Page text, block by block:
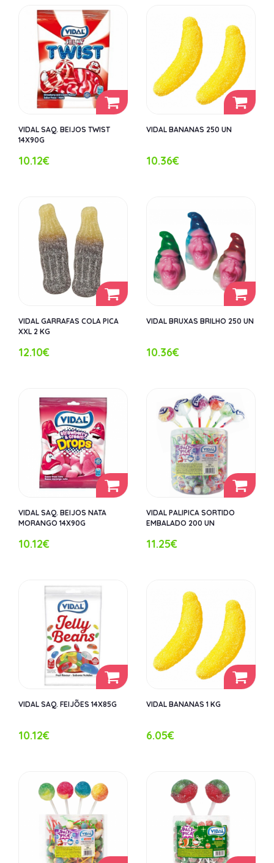
VIDAL SAQ. BEIJOS TWIST
14X90G
10.12€
VIDAL BANANAS 250 UN
10.36€
VIDAL GARRAFAS COLA PICA
XXL 2 KG
12.10€
VIDAL BRUXAS BRILHO 250 UN
10.36€
VIDAL SAQ. BEIJOS NATA
MORANGO 14X90G
10.12€
VIDAL PALIPICA SORTIDO
EMBALADO 200 UN
11.25€
VIDAL SAQ. FEIJÕES 14X85G
10.12€
VIDAL BANANAS 1 KG
6.05€